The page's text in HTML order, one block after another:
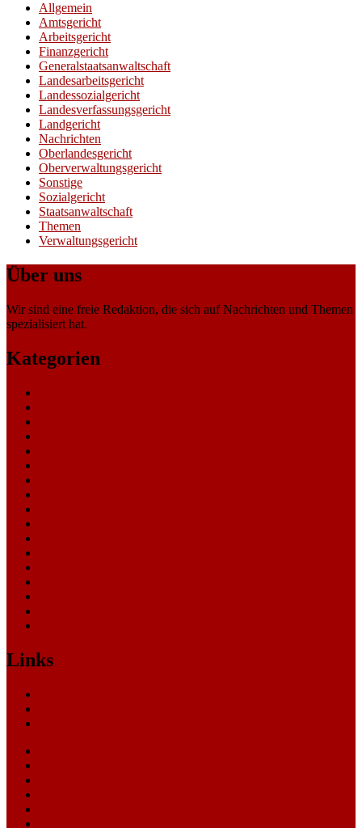
Allgemein
Amtsgericht
Arbeitsgericht
Finanzgericht
Generalstaatsanwaltschaft
Landesarbeitsgericht
Landessozialgericht
Landesverfassungsgericht
Landgericht
Nachrichten
Oberlandesgericht
Oberverwaltungsgericht
Sonstige
Sozialgericht
Staatsanwaltschaft
Themen
Verwaltungsgericht
Über uns
Wir sind eine freie Redaktion, die sich auf Nachrichten und Themen
spezialisiert hat.
Kategorien
Links